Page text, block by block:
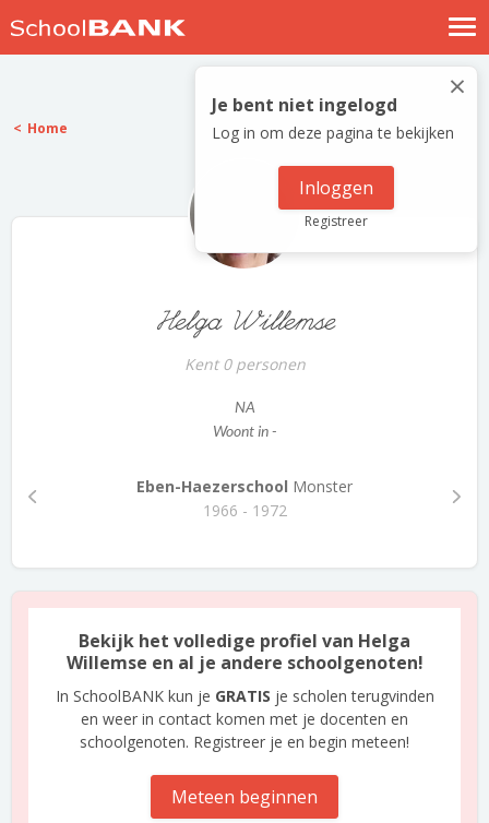
Nostalgische verhalen
Log in
Meld je gratis aan
×
Je bent niet ingelogd
Log in om deze pagina te bekijken
Inloggen
Registreer
Home
Helga Willemse
Kent 0 personen
NA
Woont in -
Eben-Haezerschool Monster
1966 - 1972
Bekijk het volledige profiel van Helga
Willemse en al je andere schoolgenoten!
In SchoolBANK kun je GRATIS je scholen terugvinden
en weer in contact komen met je docenten en
schoolgenoten. Registreer je en begin meteen!
Meteen beginnen